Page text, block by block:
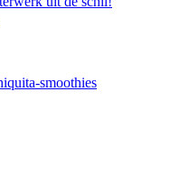
smoothies